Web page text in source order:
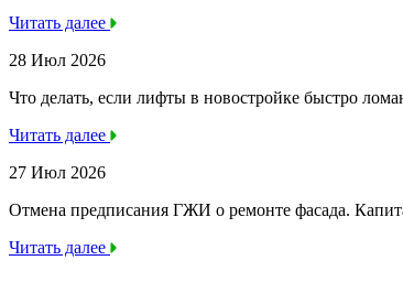
Читать далее
28 Июл 2026
Что делать, если лифты в новостройке быстро
Читать далее
27 Июл 2026
Отмена предписания ГЖИ о ремонте фасада.
Читать далее